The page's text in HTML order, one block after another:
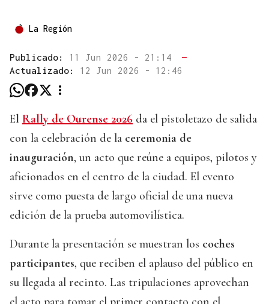
La Región
Publicado: 11 Jun 2026 - 21:14
—
Actualizado: 12 Jun 2026 - 12:46
El Rally de Ourense 2026 da el pistoletazo de salida
con la celebración de la ceremonia de
inauguración, un acto que reúne a equipos, pilotos y
aficionados en el centro de la ciudad. El evento
sirve como puesta de largo oficial de una nueva
edición de la prueba automovilística.
Durante la presentación se muestran los coches
participantes, que reciben el aplauso del público en
su llegada al recinto. Las tripulaciones aprovechan